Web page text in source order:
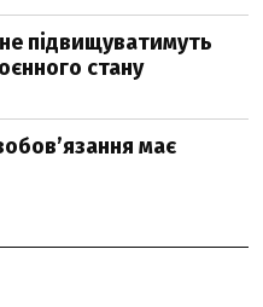
підвищуватимуть
стану
має